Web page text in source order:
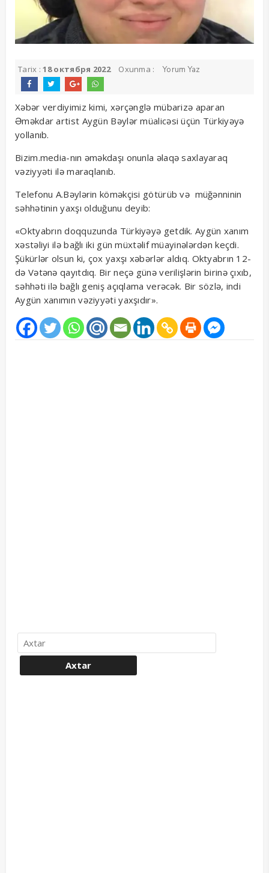
Tarix :18 октября 2022 Oxunma : Yorum Yaz
Xəbər verdiyimiz kimi, xərçənglə mübarizə aparan
Əməkdar artist Aygün Bəylər müalicəsi üçün Türkiyəyə
yollanıb.
Bizim.media-nın əməkdaşı onunla əlaqə saxlayaraq
vəziyyəti ilə maraqlanıb.
Telefonu A.Bəylərin köməkçisi götürüb və müğənninin
səhhətinin yaxşı olduğunu deyib:
«Oktyabrın doqquzunda Türkiyəyə getdik. Aygün xanım
xəstəliyi ilə bağlı iki gün müxtəlif müayinələrdən keçdi.
Şükürlər olsun ki, çox yaxşı xəbərlər aldıq. Oktyabrın 12-
də Vətənə qayıtdıq. Bir neçə günə verilişlərin birinə çıxıb,
səhhəti ilə bağlı geniş açıqlama verəcək. Bir sözlə, indi
Aygün xanımın vəziyyəti yaxşıdır».